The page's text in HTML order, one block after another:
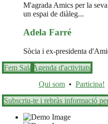
M'agrada Amics per la
un espai de diàleg...
Adela Farré
Sòcia i ex-presidenta
Fem Sala Agenda d'activitats
Qui som • Participa!
Subscriu-te i rebràs informació